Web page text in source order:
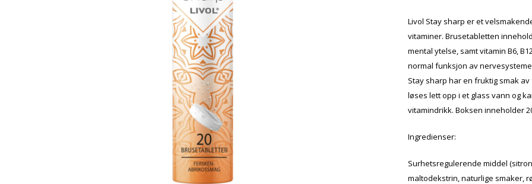
Livol Stay sharp er et
vitaminer. Brusetabletten
mental ytelse, samt vitamin B6,
normal funksjon av
Stay sharp har en fruktig smak
løses lett opp i et glass vann og
vitamindrikk. Boksen inneholder
Ingredienser:
Surhetsregulerende middel
maltodekstrin, naturlige smaker,